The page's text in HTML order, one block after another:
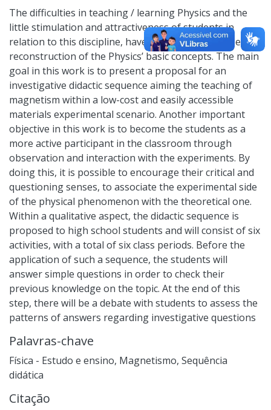
The difficulties in teaching / learning Physics and the
little stimulation and attractiveness of students in
relation to this discipline, have led educators to seek a
reconstruction of the Physics’ basic concepts. The main
goal in this work is to present a proposal for an
investigative didactic sequence aiming the teaching of
magnetism within a low-cost and easily accessible
materials experimental scenario. Another important
objective in this work is to become the students as a
more active participant in the classroom through
observation and interaction with the experiments. By
doing this, it is possible to encourage their critical and
questioning senses, to associate the experimental side
of the physical phenomenon with the theoretical one.
Within a qualitative aspect, the didactic sequence is
proposed to high school students and will consist of six
activities, with a total of six class periods. Before the
application of such a sequence, the students will
answer simple questions in order to check their
previous knowledge on the topic. At the end of this
step, there will be a debate with students to assess the
patterns of answers regarding investigative questions
Palavras-chave
Física - Estudo e ensino, Magnetismo, Sequência
didática
Citação